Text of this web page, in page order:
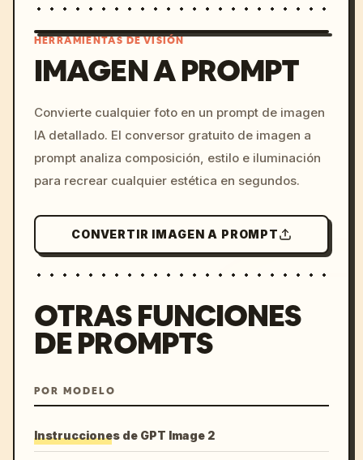
c, cyberpunk sunset, neon
colors, 8k --v 6.0
HERRAMIENTAS DE VISIÓN
IMAGEN A PROMPT
Convierte cualquier foto en un prompt de imagen
IA detallado. El conversor gratuito de imagen a
prompt analiza composición, estilo e iluminación
para recrear cualquier estética en segundos.
CONVERTIR IMAGEN A PROMPT
OTRAS FUNCIONES
DE PROMPTS
POR MODELO
Instrucciones de GPT Image 2